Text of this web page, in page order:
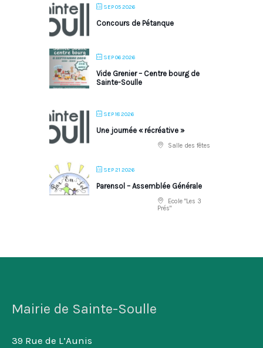
SEP 05 2026
Concours de Pétanque
SEP 06 2026
Vide Grenier – Centre bourg de
Sainte-Soulle
SEP 18 2026
Une journée « récréative »
Salle des fêtes
SEP 21 2026
Parensol – Assemblée Générale
Ecole "Les 3
Prés"
Mairie de Sainte-Soulle
39 Rue de L’Aunis